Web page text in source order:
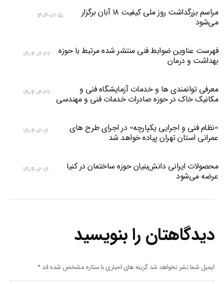
مراسم بزرگداشت روز ملی کیفیت ۱۸ آبان برگزار
می‌شود
۱۴۰۴-۰۷-۱۵
فهرست عناوین ضوابط فنی منتشر شده مرتبط با حوزه
بهداشت و درمان
۱۴۰۴-۰۶-۲۲
معرفی توانمندی ها و خدمات آزمایشگاه فنی و
مکانیک خاک در حوزه صادرات خدمات فنی و مهندسی
۱۴۰۴-۰۴-۲۲
«نظام فنی و اجرایی یکپارچه» در اجرای طرح های
عمرانی استان تهران پیاده خواهد شد
۱۴۰۴-۰۲-۱۶
محصولات ایرانی دانش‌بنیان‌ حوزه ساختمان در کنیا
عرضه می‌شود
۱۴۰۴-۰۲-۱۶
دیدگاهتان را بنویسید
ایمیل شما نشر نخواهد شد گزینه های اجباری با ستاره مشخص شده اند*